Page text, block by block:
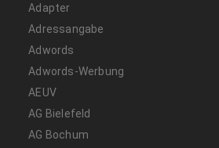
Adapter
Adressangabe
Adwords
Adwords-Werbung
AEUV
AG Bielefeld
AG Bochum